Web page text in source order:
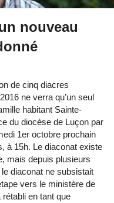
nouveau
de cinq diacres
ne verra qu’un seul
habitant Sainte-
du diocèse de Luçon par
1er octobre prochain
à 15h. Le diaconat existe
mais depuis plusieurs
diaconat ne subsistait
vers le ministère de
en tant que